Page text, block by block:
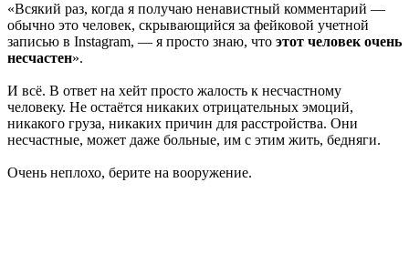
«Всякий раз, когда я получаю ненавистный комментарий —
обычно это человек, скрывающийся за фейковой учетной
записью в Instagram, — я просто знаю, что этот человек очень
несчастен».
И всё. В ответ на хейт просто жалость к несчастному
человеку. Не остаётся никаких отрицательных эмоций,
никакого груза, никаких причин для расстройства. Они
несчастные, может даже больные, им с этим жить, бедняги.
Очень неплохо, берите на вооружение.